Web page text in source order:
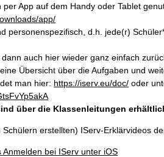
per App auf dem Handy oder Tablet
app/
personenspezifisch, d.h. jede(r)
auch hier wieder ganz einfach
Übersicht über die Aufgaben und
man hier: https://iserv.eu/doc/ oder
über die Klassenleitungen
erstellten) IServ-Erklärvideos
bei IServ unter iOS